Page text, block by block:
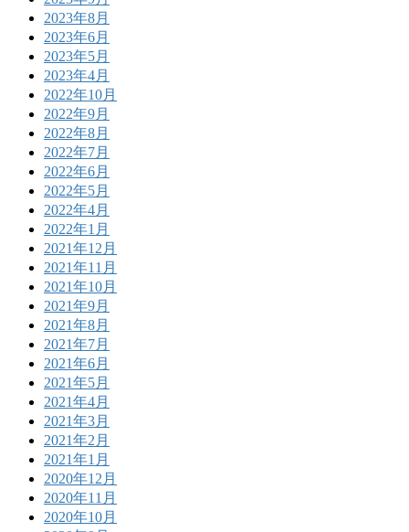
2023年8月
2023年6月
2023年5月
2023年4月
2022年10月
2022年9月
2022年8月
2022年7月
2022年6月
2022年5月
2022年4月
2022年1月
2021年12月
2021年11月
2021年10月
2021年9月
2021年8月
2021年7月
2021年6月
2021年5月
2021年4月
2021年3月
2021年2月
2021年1月
2020年12月
2020年11月
2020年10月